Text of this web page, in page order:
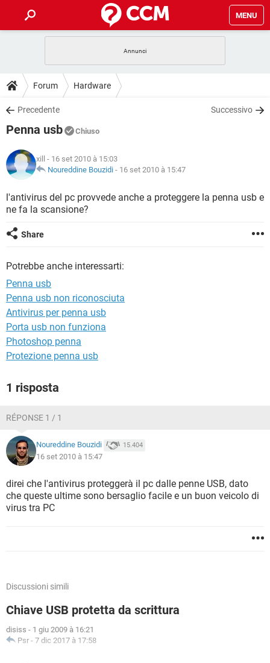
MENU
INTRATTENIMENTO
iOS
INSTAGRAM
TIKTOK
HARDWARE
GUIDE
COVID-19
INSTAGRAM
TIKTOK
HARDWARE
DOWNLOAD
COVID-19
INTRATTENIMENTO
iOS WINDOWS 10
INSTAGRAM
TIKTOK
HARDWARE
COVID-19
INTRATTENIMENTO
iOS WINDOWS 10
HARDWARE
GLOSSARIO
COVID-19
INTRATTENIMENTO
iOS
HARDWARE
Forum Hardware
Precedente Successivo
Penna usb Chiuso
xill
- 16 set 2010 à 15:03
Noureddine Bouzidi - 16 set 2010 à 15:47
l'antivirus del pc provvede anche a proteggere la penna usb e
ne fa la scansione?
Share
Potrebbe anche interessarti:
Penna usb
Penna usb non riconosciuta
Antivirus per penna usb
Porta usb non funziona
Photoshop penna
Protezione penna usb
1 risposta
RÉPONSE 1 / 1
Noureddine Bouzidi 15.404
16 set 2010 à 15:47
direi che l'antivirus proteggerà il pc dalle penne USB, dato
che queste ultime sono bersaglio facile e un buon veicolo di
virus tra PC
Discussioni simili
Chiave USB protetta da scrittura
disiss - 1 giu 2009 à 16:21
Psr - 7 dic 2017 à 17:58